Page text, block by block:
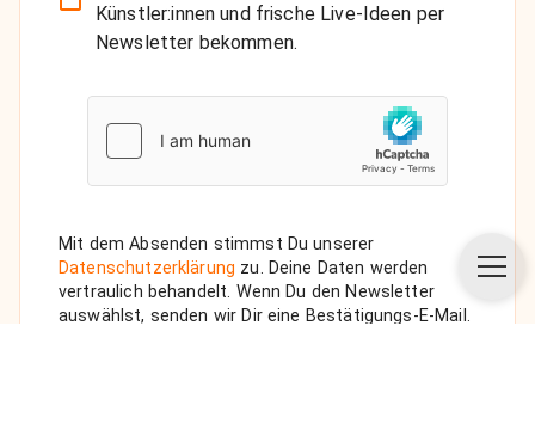
Künstler:innen und frische Live-Ideen per
Newsletter bekommen.
Mit dem Absenden stimmst Du unserer
Datenschutzerklärung zu. Deine Daten werden
vertraulich behandelt. Wenn Du den Newsletter
auswählst, senden wir Dir eine Bestätigungs-E-Mail.